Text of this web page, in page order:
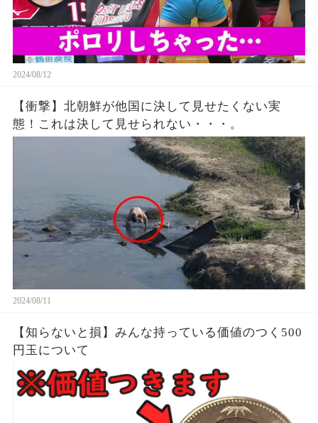
2024/08/12
【衝撃】北朝鮮が他国に決して見せたくない実
態！これは決して見せられない・・・。
2024/08/11
【知らないと損】みんな持っている価値のつく500
円玉について